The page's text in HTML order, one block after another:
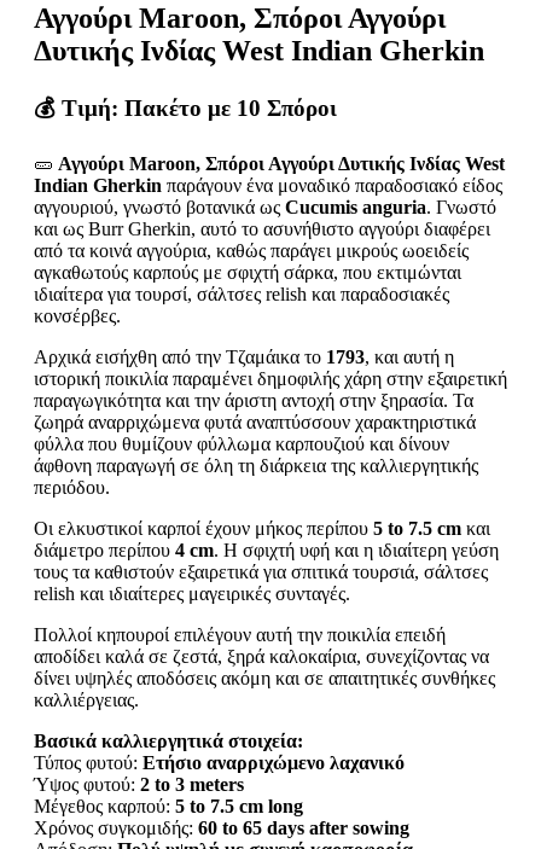
Αγγούρι Maroon, Σπόροι Αγγούρι
Δυτικής Ινδίας West Indian Gherkin
💰 Τιμή: Πακέτο με 10 Σπόροι
🥒 Αγγούρι Maroon, Σπόροι Αγγούρι Δυτικής Ινδίας West
Indian Gherkin παράγουν ένα μοναδικό παραδοσιακό είδος
αγγουριού, γνωστό βοτανικά ως Cucumis anguria. Γνωστό
και ως Burr Gherkin, αυτό το ασυνήθιστο αγγούρι διαφέρει
από τα κοινά αγγούρια, καθώς παράγει μικρούς ωοειδείς
αγκαθωτούς καρπούς με σφιχτή σάρκα, που εκτιμώνται
ιδιαίτερα για τουρσί, σάλτσες relish και παραδοσιακές
κονσέρβες.
Αρχικά εισήχθη από την Τζαμάικα το 1793, και αυτή η
ιστορική ποικιλία παραμένει δημοφιλής χάρη στην εξαιρετική
παραγωγικότητα και την άριστη αντοχή στην ξηρασία. Τα
ζωηρά αναρριχώμενα φυτά αναπτύσσουν χαρακτηριστικά
φύλλα που θυμίζουν φύλλωμα καρπουζιού και δίνουν
άφθονη παραγωγή σε όλη τη διάρκεια της καλλιεργητικής
περιόδου.
Οι ελκυστικοί καρποί έχουν μήκος περίπου 5 to 7.5 cm και
διάμετρο περίπου 4 cm. Η σφιχτή υφή και η ιδιαίτερη γεύση
τους τα καθιστούν εξαιρετικά για σπιτικά τουρσιά, σάλτσες
relish και ιδιαίτερες μαγειρικές συνταγές.
Πολλοί κηπουροί επιλέγουν αυτή την ποικιλία επειδή
αποδίδει καλά σε ζεστά, ξηρά καλοκαίρια, συνεχίζοντας να
δίνει υψηλές αποδόσεις ακόμη και σε απαιτητικές συνθήκες
καλλιέργειας.
Βασικά καλλιεργητικά στοιχεία:
Τύπος φυτού: Ετήσιο αναρριχώμενο λαχανικό
Ύψος φυτού: 2 to 3 meters
Μέγεθος καρπού: 5 to 7.5 cm long
Χρόνος συγκομιδής: 60 to 65 days after sowing